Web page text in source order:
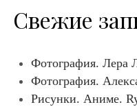
Свежие
Фотография. Лера
Фотография.
Рисунки. Аниме.